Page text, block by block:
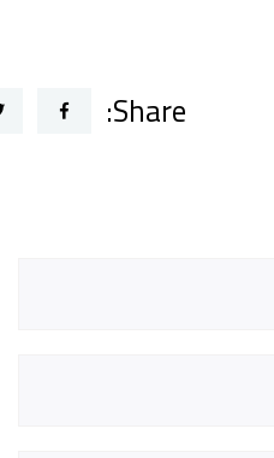
Share: